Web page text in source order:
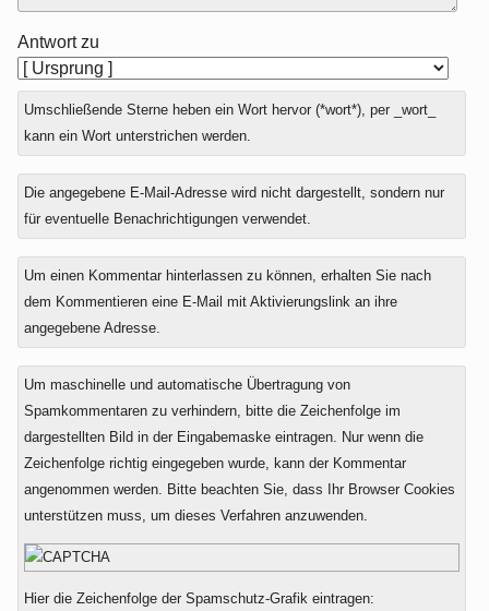
Antwort zu
Umschließende Sterne heben ein Wort hervor (*wort*), per _wort_
kann ein Wort unterstrichen werden.
Die angegebene E-Mail-Adresse wird nicht dargestellt, sondern nur
für eventuelle Benachrichtigungen verwendet.
Um einen Kommentar hinterlassen zu können, erhalten Sie nach
dem Kommentieren eine E-Mail mit Aktivierungslink an ihre
angegebene Adresse.
Um maschinelle und automatische Übertragung von
Spamkommentaren zu verhindern, bitte die Zeichenfolge im
dargestellten Bild in der Eingabemaske eintragen. Nur wenn die
Zeichenfolge richtig eingegeben wurde, kann der Kommentar
angenommen werden. Bitte beachten Sie, dass Ihr Browser Cookies
unterstützen muss, um dieses Verfahren anzuwenden.
Hier die Zeichenfolge der Spamschutz-Grafik eintragen: